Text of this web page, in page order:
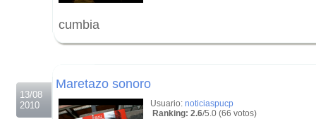
cumbia
13/08
2010
Maretazo sonoro
Usuario: noticiaspucp
Ranking: 2.6/5.0 (66 votos)